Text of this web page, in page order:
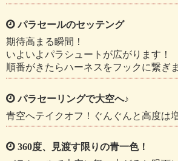
パラセールのセッテング
期待高まる瞬間！
いよいよパラシュートが広がります！
順番がきたらハーネスをフックに繋ぎま
パラセーリングで大空へ♪
青空へテイクオフ！ぐんぐんと高度は
360度、見渡す限りの青一色！